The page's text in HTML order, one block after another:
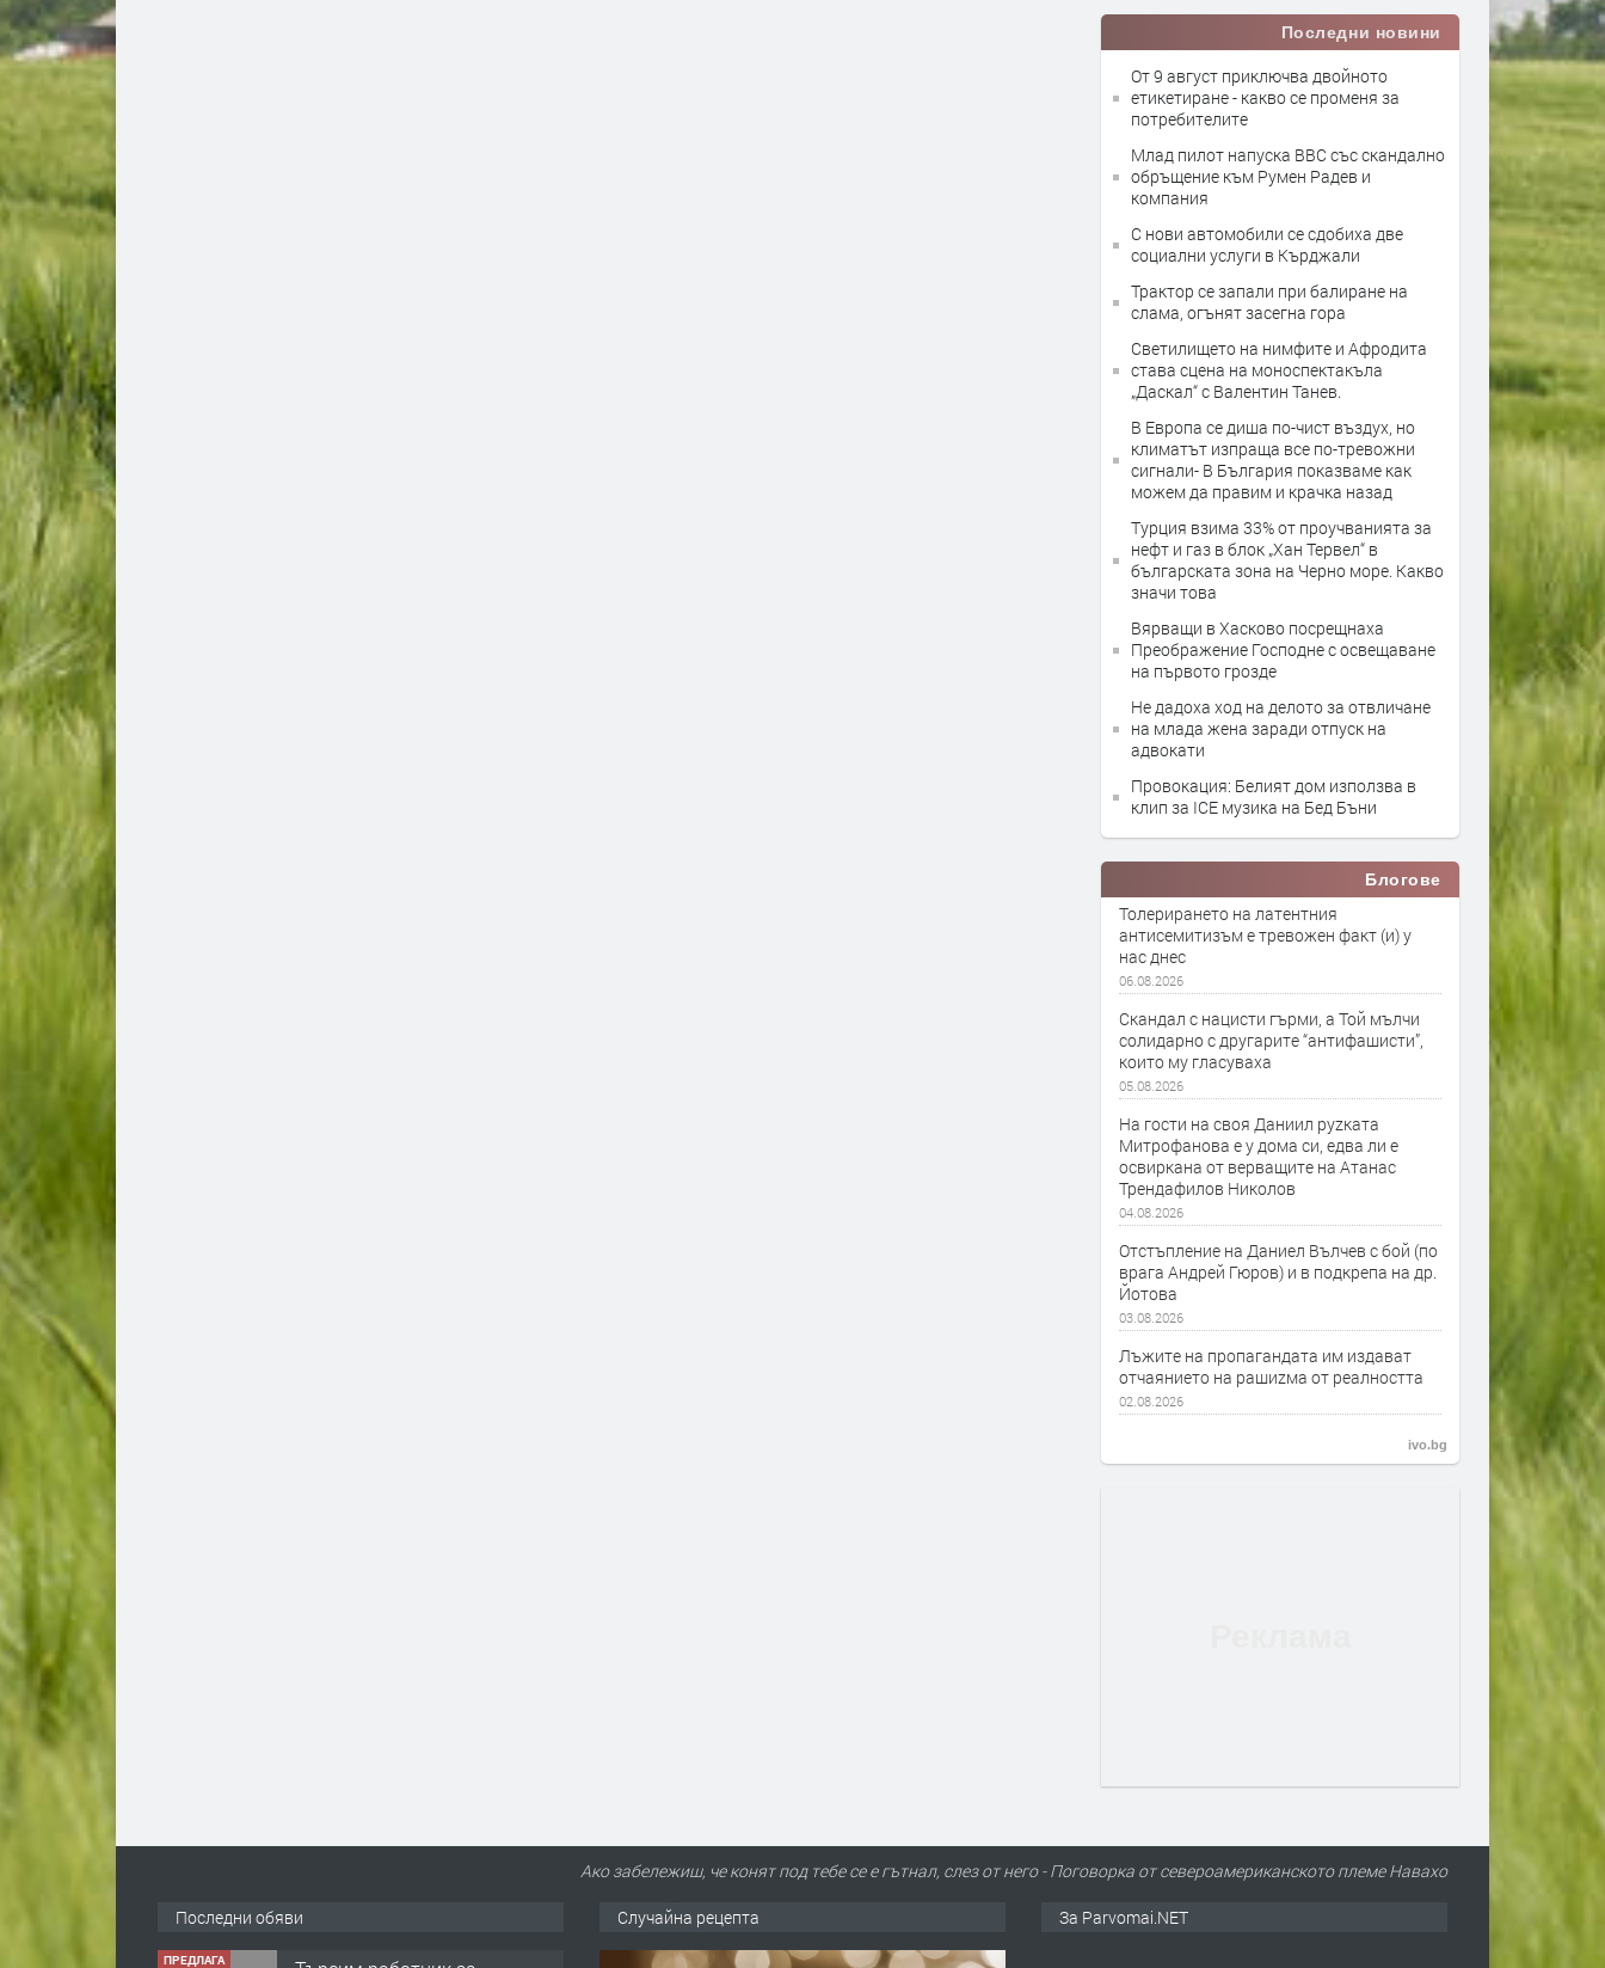
Последни новини
От 9 август приключва двойното
етикетиране - какво се променя за
потребителите
Млад пилот напуска ВВС със скандално
обръщение към Румен Радев и
компания
С нови автомобили се сдобиха две
социални услуги в Кърджали
Трактор се запали при балиране на
слама, огънят засегна гора
Светилището на нимфите и Афродита
става сцена на моноспектакъла
„Даскал“ с Валентин Танев.
В Европа се диша по-чист въздух, но
климатът изпраща все по-тревожни
сигнали- В България показваме как
можем да правим и крачка назад
Турция взима 33% от проучванията за
нефт и газ в блок „Хан Тервел“ в
българската зона на Черно море. Какво
значи това
Вярващи в Хасково посрещнаха
Преображение Господне с освещаване
на първото грозде
Не дадоха ход на делото за отвличане
на млада жена заради отпуск на
адвокати
Провокация: Белият дом използва в
клип за ICE музика на Бед Бъни
Блогове
Толерирането на латентния
антисемитизъм е тревожен факт (и) у
нас днес
06.08.2026
Скандал с нацисти гърми, а Той мълчи
солидарно с другарите “антифашисти”,
които му гласуваха
05.08.2026
На гости на своя Даниил руzката
Митрофанова е у дома си, едва ли е
освиркана от верващите на Атанас
Трендафилов Николов
04.08.2026
Отстъпление на Даниел Вълчев с бой (по
врага Андрей Гюров) и в подкрепа на др.
Йотова
03.08.2026
Лъжите на пропагандата им издават
отчаянието на рашиzма от реалността
02.08.2026
ivo.bg
Ако забележиш, че конят под тебе се е гътнал, слез от него - Поговорка от североамериканското племе Навахо
Последни обяви
ПРЕДЛАГА
Случайна рецепта За Parvomai.NET